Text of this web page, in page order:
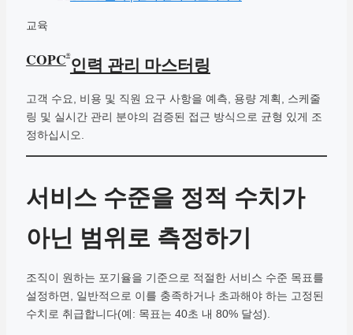
교육
COPC®인력 관리 마스터링
고객 수요, 비용 및 직원 요구 사항을 예측, 용량 계획, 스케줄
링 및 실시간 관리 분야의 검증된 접근 방식으로 균형 있게 조
정하십시오.
서비스 수준을 정적 수치가
아닌 범위로 측정하기
조직이 원하는 포기율을 기준으로 적절한 서비스 수준 목표를
설정하면, 일반적으로 이를 충족하거나 초과해야 하는 고정된
수치로 취급합니다(예: 목표는 40초 내 80% 달성).